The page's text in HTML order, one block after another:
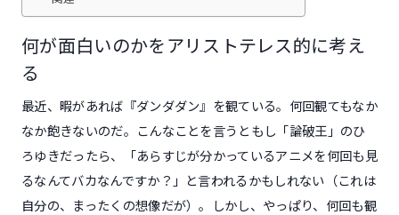
何が面白いのかをアリストテレス的に考え
る
最近、暇があれば『ダンダダン』を観ている。何回観てもなか
なか飽きないのだ。こんなことを言うともし「論破王」のひ
ろゆきだったら、「あらすじが分かっているアニメを何回も見
るなんてバカなんですか？」と言われるかもしれない（これは
自分の、まったくの想像だが）。しかし、やっぱり、何回も観